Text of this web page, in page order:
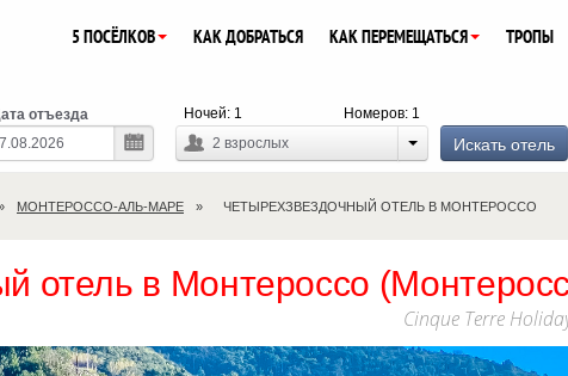
5 ПОСЁЛКОВ КАК ДОБРАТЬСЯ КАК ПЕРЕМЕЩАТЬСЯ ТРОПЫ
отъезда
2 взрослых
Ночей: 1 Номеров: 1
Искать отель
МОНТЕРОССО-АЛЬ-МАРЕ ЧЕТЫРЕХЗВЕЗДОЧНЫЙ ОТЕЛЬ В МОНТЕРОССО
отель в Монтероссо
Cinque Terre